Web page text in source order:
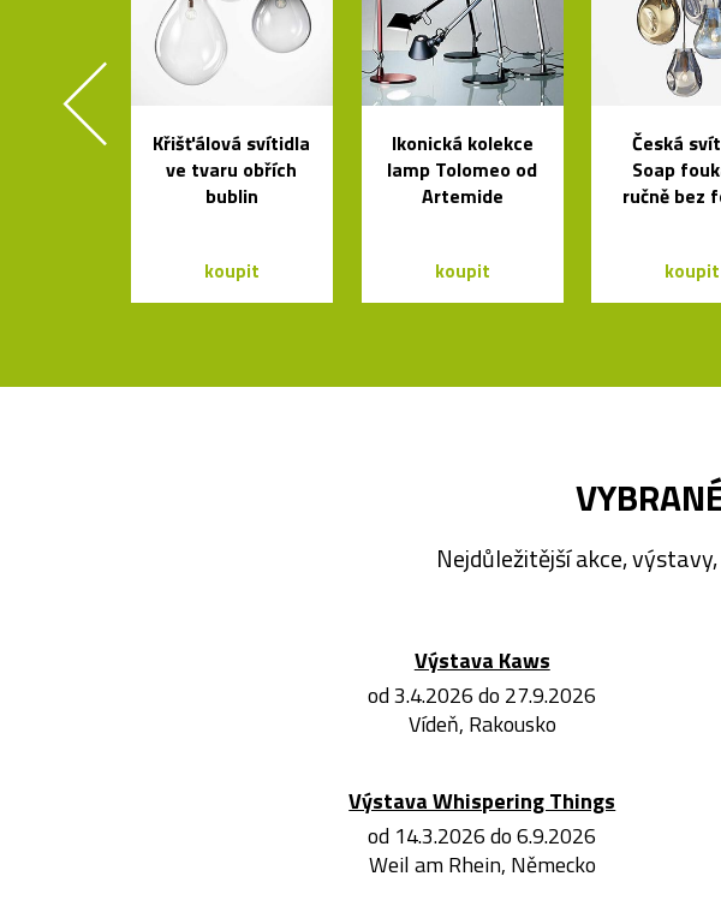
Křišťálová svítidla
ve tvaru obřích
bublin
koupit
Ikonická kolekce
lamp Tolomeo od
Artemide
koupit
Česká
Soap
ručně bez
koupit
Nejdůležitější akce,
Výstava Kaws
od 3.4.2026 do 27.9.2026
Vídeň, Rakousko
Výstava Whispering Things
od 14.3.2026 do 6.9.2026
Weil am Rhein, Německo